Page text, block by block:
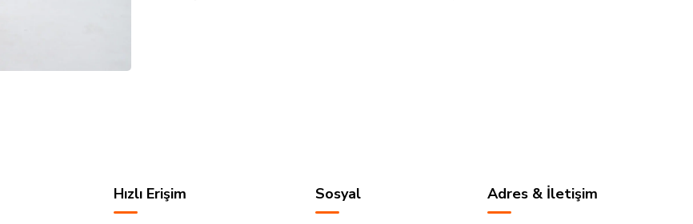
Hızlı Erişim Sosyal Adres & İletişim